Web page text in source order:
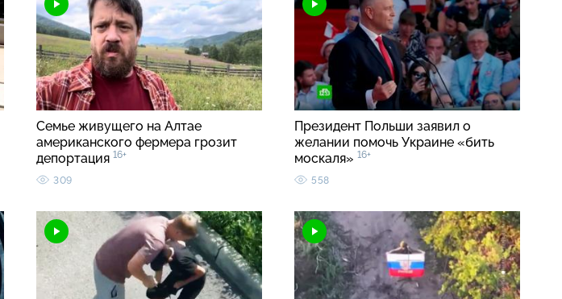
Семье живущего на Алтае
американского фермера грозит
депортация 16+
309
Президент Польши заявил о
желании помочь Украине «бить
москаля» 16+
558